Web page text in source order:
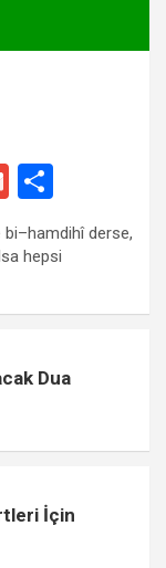
G
m
ail
h
ar derse,
hepsi
Dua
İçin